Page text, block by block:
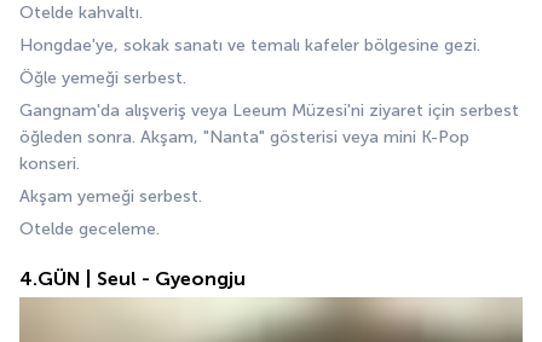
Otelde kahvaltı.
Hongdae'ye, sokak sanatı ve temalı kafeler bölgesine gezi.
Öğle yemeği serbest.
Gangnam'da alışveriş veya Leeum Müzesi'ni ziyaret için serbest
öğleden sonra. Akşam, "Nanta" gösterisi veya mini K-Pop
konseri.
Akşam yemeği serbest.
Otelde geceleme.
4.GÜN | Seul - Gyeongju